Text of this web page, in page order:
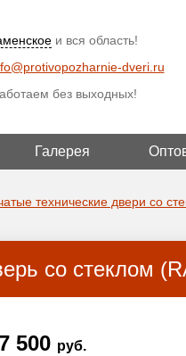
и вся область!
ВЫБРАТЬ ДРУГОЙ
dveri.ru
без выходных!
Галерея
технические двери со
со стеклом
500 руб.